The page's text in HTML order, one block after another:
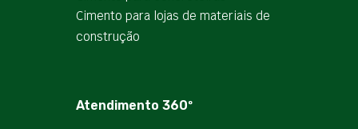
Cimento para lojas de materiais de
construção
Atendimento 360º